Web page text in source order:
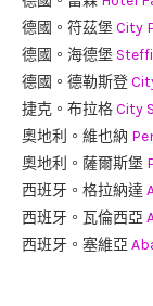
德國。符茲堡 City
德國。海德堡
德國。德勒斯登
捷克。布拉格City
奧地利。維也納
奧地利。薩爾斯堡
西班牙。格拉納達
西班牙。瓦倫西亞
西班牙。塞維亞